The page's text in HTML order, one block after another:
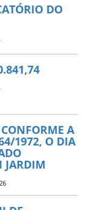
DO
A
1972, O DIA
JARDIM